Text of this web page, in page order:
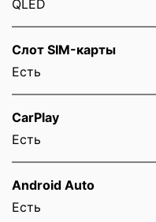
QLED
Слот SIM-карты
Eсть
CarPlay
Есть
Android Auto
Есть